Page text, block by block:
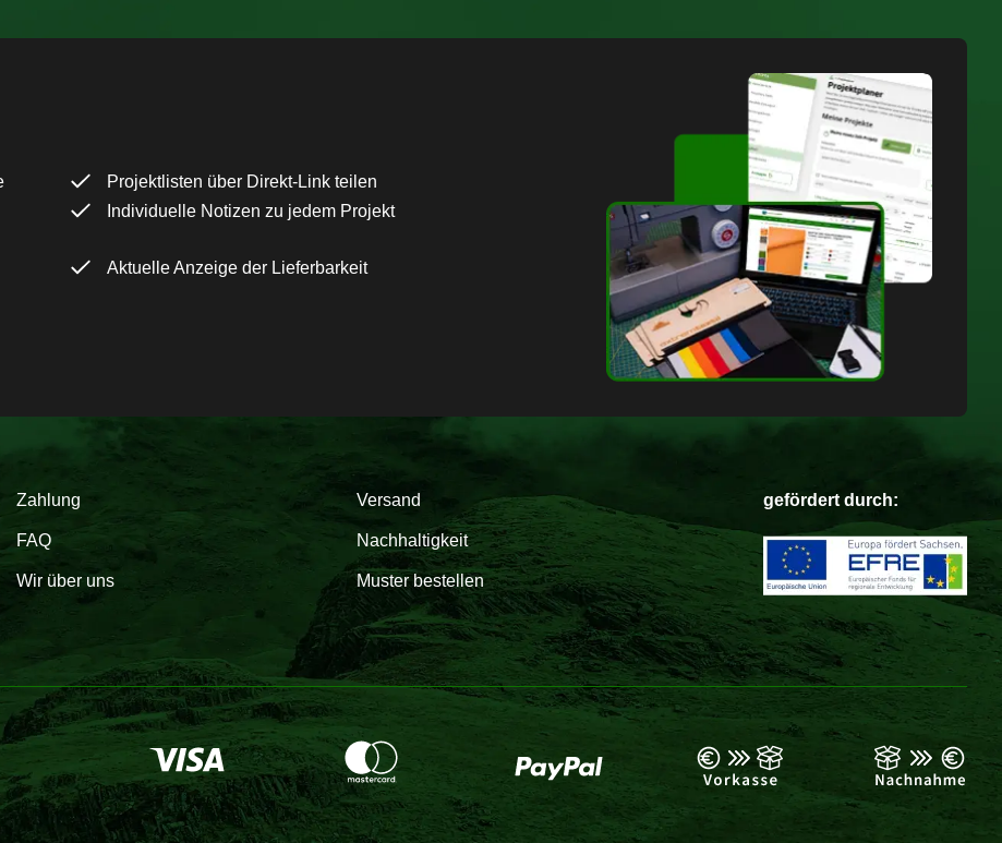
Projektlisten über Direkt-Link teilen
Individuelle Notizen zu jedem Projekt
Aktuelle Anzeige der Lieferbarkeit
Zahlung Versand
FAQ Nachhaltigkeit
Wir über uns Muster bestellen
gefördert durch: